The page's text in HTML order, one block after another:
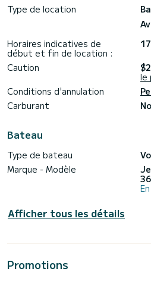
Pilote automatique, Haut-parleurs,
Les demandes de réservation et
directement par SamBoat. Vous
Type de location
Horaires indicatives de
début et fin de location :
Caution
le
Conditions d'annulation
Carburant
Bateau
Type de bateau
Marque - Modèle
Afficher tous les détails
Promotions